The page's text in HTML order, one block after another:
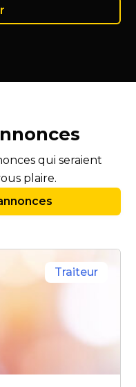
qui seraient
plaire.
Traiteur